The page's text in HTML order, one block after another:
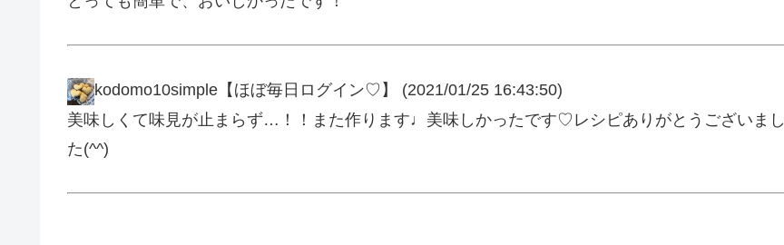
kodomo10simple【ほぼ毎日ログイン♡】
(2021/01/25 16:43:50)
美味しくて味見が止まらず…！！また作ります♩美味しかったです♡レシピありがとうございまし
た(^^)